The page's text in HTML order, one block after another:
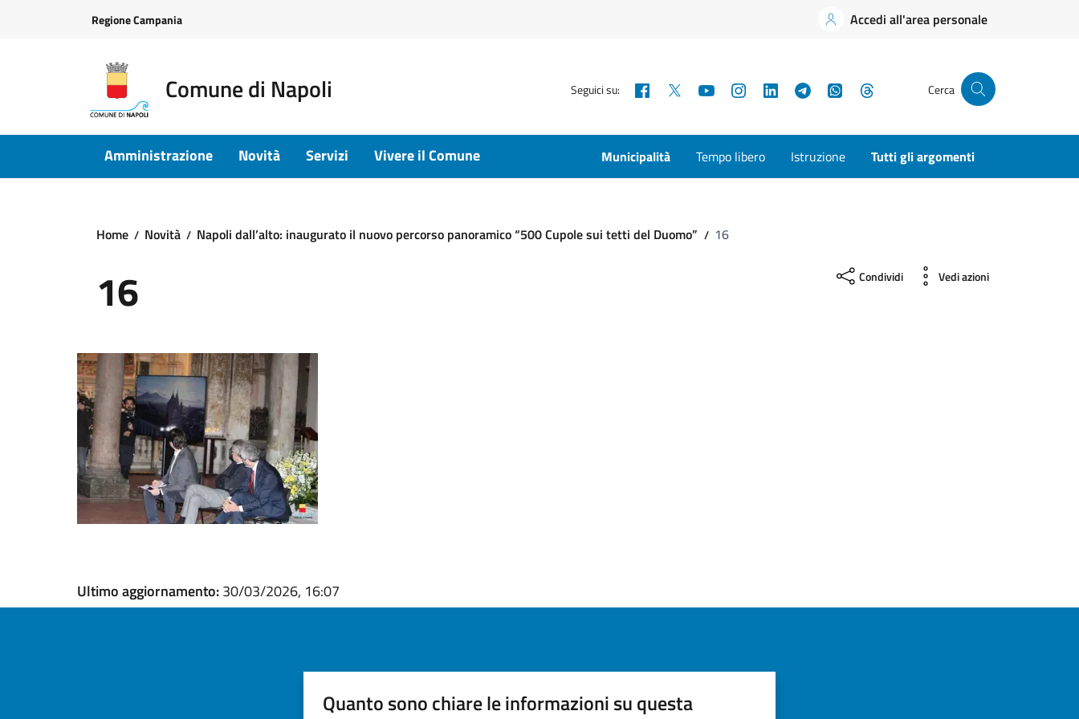
Regione Campania Accedi all'area personale
Comune di Napoli Seguici su: Facebook YouTubeInstagramLinkedInTelegramWhatsApp Cerca
Amministrazione Novità Servizi Vivere il Comune Municipalità Tempo libero Istruzione Tutti gli argomenti
Home Novità Napoli dall’alto: inaugurato il nuovo percorso panoramico “500 Cupole sui tetti del Duomo” 16
16 Condividi Vedi azioni
Ultimo aggiornamento:30/03/2026, 16:07
Quanto sono chiare le informazioni su questa